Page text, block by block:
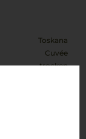
Toskana
Cuvée
trocken